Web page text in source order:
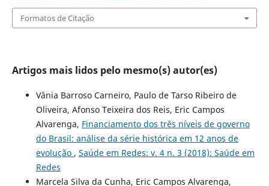
Formatos de Citação
Artigos mais lidos pelo mesmo(s) autor(es)
Vânia Barroso Carneiro, Paulo de Tarso Ribeiro de
Oliveira, Afonso Teixeira dos Reis, Eric Campos
Alvarenga, Financiamento dos três níveis de governo
do Brasil: análise da série histórica em 12 anos de
evolução , Saúde em Redes: v. 4 n. 3 (2018): Saúde em
Redes
Marcela Silva da Cunha, Eric Campos Alvarenga,